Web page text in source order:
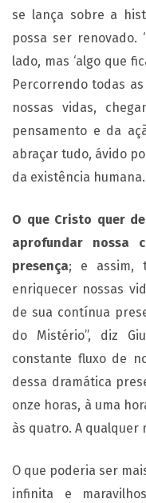
se lança sobre a
possa ser renovado.
lado, mas ‘algo que
Percorrendo todas
nossas vidas,
pensamento e da
abraçar tudo, ávido
da existência humana.
O que Cristo quer
aprofundar nossa
presença; e assim,
enriquecer nossas
de sua contínua
do Mistério”, diz
constante fluxo de
dessa dramática
onze horas, à uma
às quatro. A qualquer
O que poderia ser
infinita e